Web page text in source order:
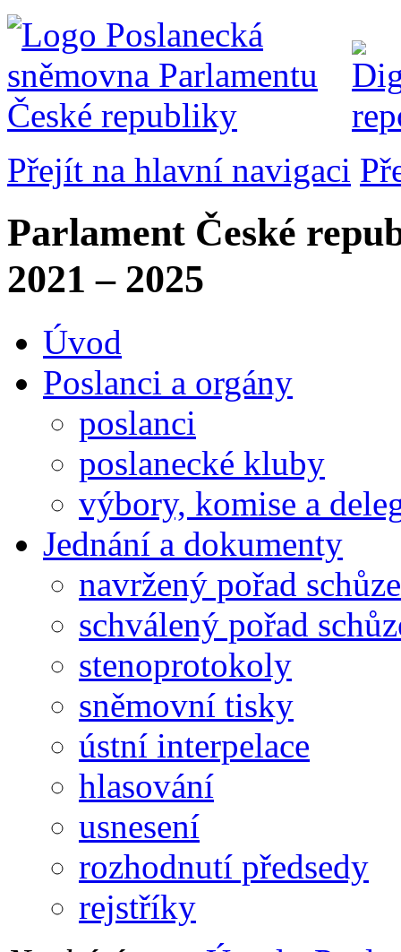
Přejít na hlavní navigaci
Parlament České
2021 – 2025
Úvod
Poslanci a orgány
poslanci
poslanecké kluby
výbory, komise a
Jednání a dokumenty
navržený pořad schůze
schválený pořad
stenoprotokoly
sněmovní tisky
ústní interpelace
hlasování
usnesení
rozhodnutí předsedy
rejstříky